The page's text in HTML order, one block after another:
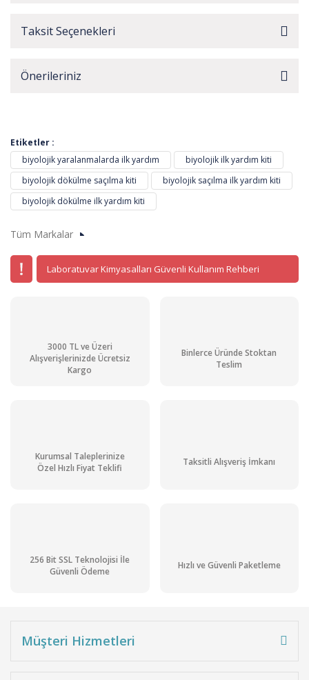
Taksit Seçenekleri
Önerileriniz
Etiketler :
biyolojik yaralanmalarda ilk yardım
biyolojik ilk yardım kiti
biyolojik dökülme saçılma kiti
biyolojik saçılma ilk yardım kiti
biyolojik dökülme ilk yardım kiti
Tüm Markalar
Laboratuvar Kimyasalları Güvenli Kullanım Rehberi
3000 TL ve Üzeri
Alışverişlerinizde Ücretsiz
Kargo
Binlerce Üründe Stoktan
Teslim
Kurumsal Taleplerinize
Özel Hızlı Fiyat Teklifi
Taksitli Alışveriş İmkanı
256 Bit SSL Teknolojisi İle
Güvenli Ödeme
Hızlı ve Güvenli Paketleme
Müşteri Hizmetleri